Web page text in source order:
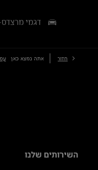
דגמי
חזור אתה נמצא כאן
השירותים שלנו